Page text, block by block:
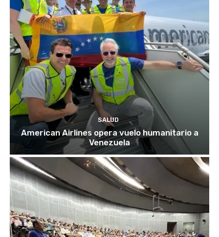
SALUD
American Airlines opera vuelo humanitario a
Venezuela